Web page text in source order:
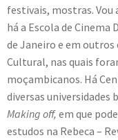
festivais, mostras. Vou
há a Escola de Cinema
de Janeiro e em outros
Cultural, nas quais
moçambicanos. Há
diversas universidades
Making off, em que
estudos na Rebeca –